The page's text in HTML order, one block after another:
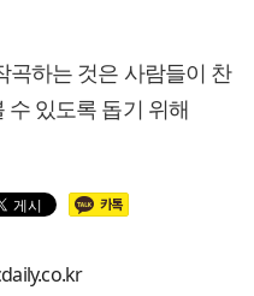
곡하는 것은 사람들이 찬
수 있도록 돕기 위해